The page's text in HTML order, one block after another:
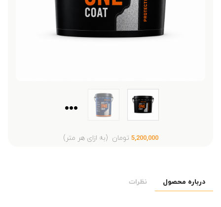
...
5,200,000 تومان (به ازای هر متر)
درباره محصول نظرات